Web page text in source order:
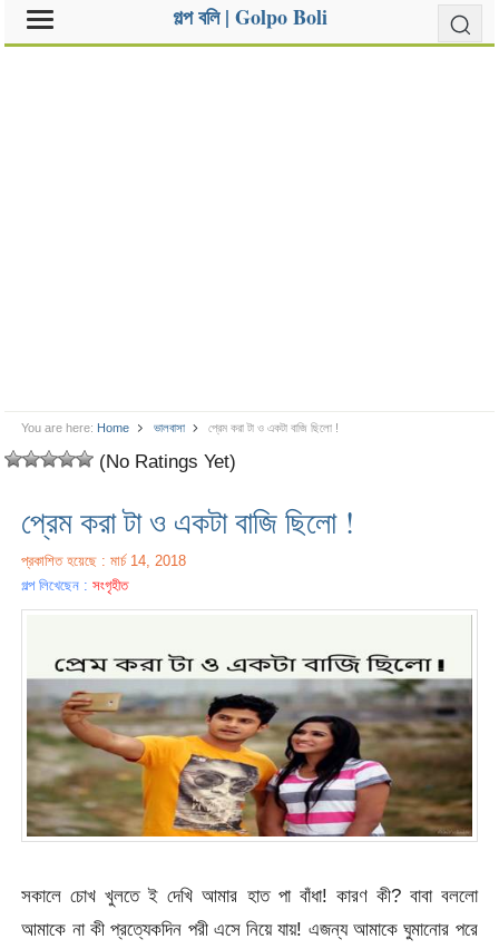
গল্প বলি | Golpo Boli
You are here: Home ভালবাসা প্রেম করা টা ও একটা বাজি ছিলো !
(No Ratings Yet)
প্রেম করা টা ও একটা বাজি ছিলো !
প্রকাশিত হয়েছে : মার্চ 14, 2018
গল্প লিখেছেন :সংগৃহীত
সকালে চোখ খুলতে ই দেখি আমার হাত পা বাঁধা! কারণ কী? বাবা বললো
আমাকে না কী প্রত্যেকদিন পরী এসে নিয়ে যায়! এজন্য আমাকে ঘুমানোর পরে